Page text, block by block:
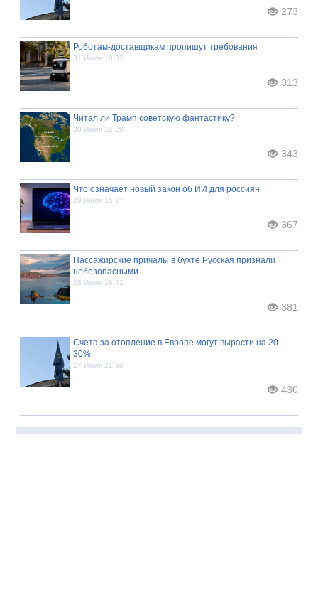
273
Роботам-доставщикам пропишут требования
31 Июля 18:32
313
Читал ли Трамп советскую фантастику?
30 Июля 12:20
343
Что означает новый закон об ИИ для россиян
29 Июля 15:27
367
Пассажирские причалы в бухте Русская признали
небезопасными
28 Июля 18:43
381
Счета за отопление в Европе могут вырасти на 20–
30%
27 Июля 21:50
430